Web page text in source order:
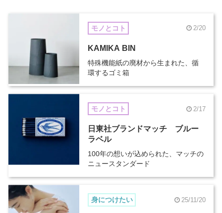
モノとコト 2/20
KAMIKA BIN
特殊機能紙の廃材から生まれた、循
環するゴミ箱
モノとコト 2/17
日東社ブランドマッチ ブルー
ラベル
100年の想いが込められた、マッチの
ニュースタンダード
身につけたい 25/11/20